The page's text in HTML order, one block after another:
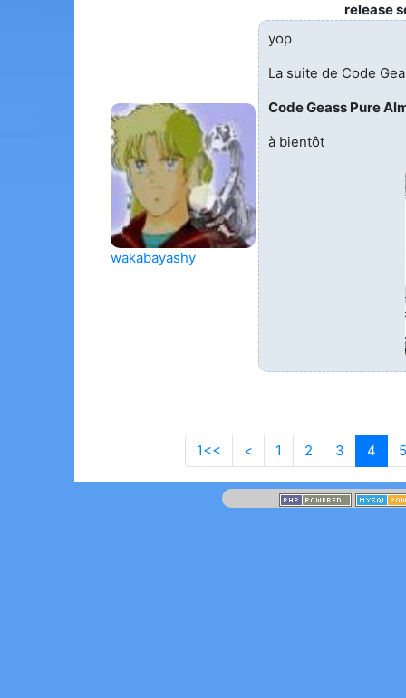
wakabayashy
release
yop
La suite de Code
Code Geass Pure
à bientôt
1<< Aller à la première page
< Page précédente
1 2 3 4 5